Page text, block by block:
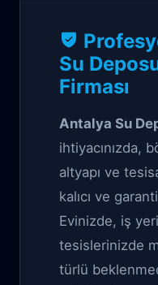
Temizliği
Su
Firması
Antalya Su
ihtiyacınızda,
altyapı ve
kalıcı ve
Evinizde, iş
tesislerinizde
türlü